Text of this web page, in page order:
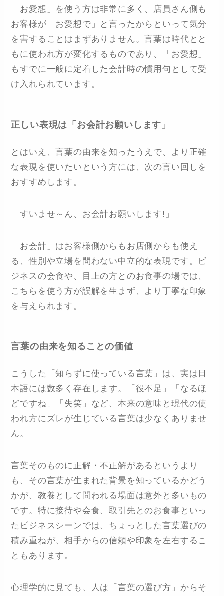
「お愛想」を使う方は非常に多く、店員さん側も
お客様が「お愛想で」と言ったからといって気分
を害することはまずありません。言葉は時代とと
もに使われ方が変化するものであり、「お愛想」
もすでに一般に定着した会計時の慣用句として受
け入れられています。
正しい表現は「お会計お願いします」
とはいえ、言葉の由来を知ったうえで、より正確
な表現を使いたいという方には、次の言い回しを
おすすめします。
「すいませ～ん、お会計お願いします!」
「お会計」はお客様側からもお店側からも使え
る、性別や立場を問わない中立的な表現です。ビ
ジネスの会食や、目上の方とのお食事の場では、
こちらを使う方が誤解を生まず、より丁寧な印象
を与えられます。
言葉の由来を知ることの価値
こうした「知らずに使っている言葉」は、実は日
本語には数多く存在します。「役不足」「なるほ
どですね」「失笑」など、本来の意味と現代の使
われ方にズレが生じている言葉は少なくありませ
ん。
言葉そのものに正解・不正解があるというより
も、その言葉が生まれた背景を知っているかどう
かが、教養として問われる場面は意外と多いもの
です。特に接待や会食、取引先とのお食事といっ
たビジネスシーンでは、ちょっとした言葉選びの
積み重ねが、相手からの信頼や印象を左右するこ
ともあります。
心理学的に見ても、人は「言葉の選び方」からそ